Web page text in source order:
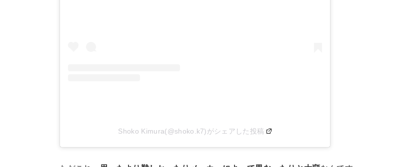
Shoko Kimura(@shoko.k7)がシェアした投稿